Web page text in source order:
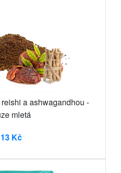
a ashwagandhou -
mletá
Kč